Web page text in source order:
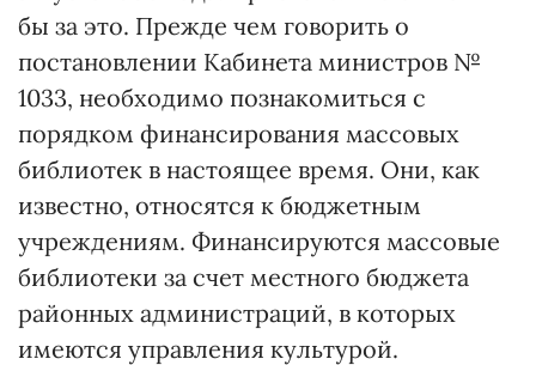
бы за это. Прежде чем говорить о
постановлении Кабинета министров №
1033, необходимо познакомиться с
порядком финансирования массовых
библиотек в настоящее время. Они, как
известно, относятся к бюджетным
учреждениям. Финансируются массовые
библиотеки за счет местного бюджета
районных администраций, в которых
имеются управления культурой.